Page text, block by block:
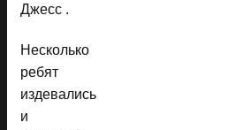
Джесс .
Несколько
ребят
издевались
и